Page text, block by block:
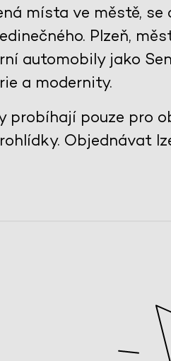
místa ve městě,
Plzeň,
automobily jako
a modernity.
probíhají pouze pro
Objednávat